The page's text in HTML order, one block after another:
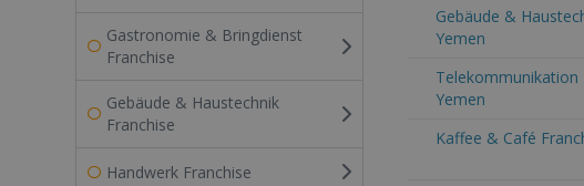
Gastronomie & Bringdienst
Franchise
Gebäude & Haustechnik
Franchise
Handwerk Franchise
Gebäude &
Yemen
Telekommunikation
Yemen
Kaffee & Café